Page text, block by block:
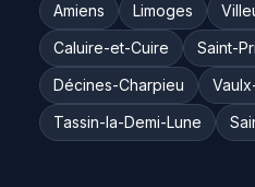
Amiens
Limoges
Caluire-et-Cuire
Saint-
Décines-Charpieu
Tassin-la-Demi-Lune